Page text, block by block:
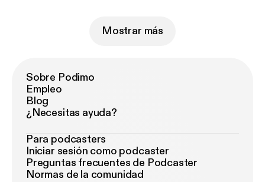
Mostrar más
Sobre Podimo
Empleo
Blog
¿Necesitas ayuda?
Para podcasters
Iniciar sesión como podcaster
Preguntas frecuentes de Podcaster
Normas de la comunidad